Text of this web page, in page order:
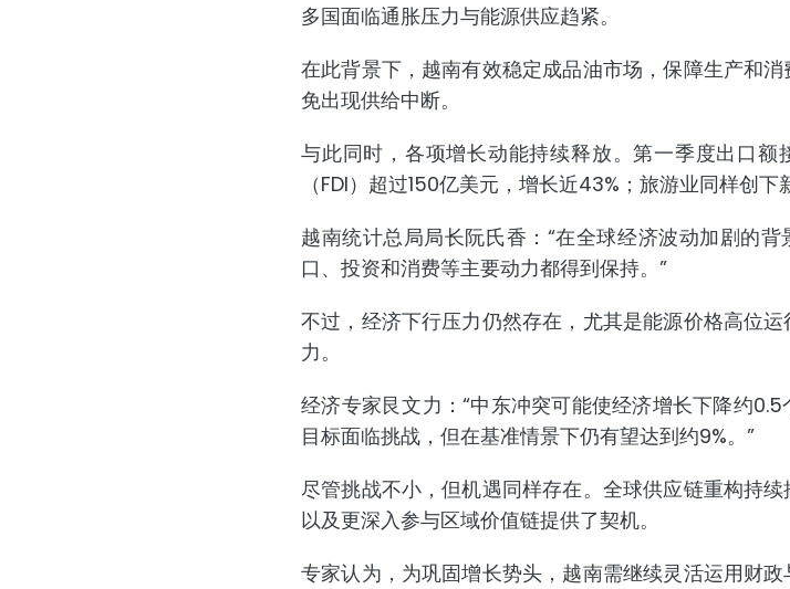
多国面临通胀压力与能源供应趋紧。
在此背景下，越南有效稳定成品油市场，保障生产和
免出现供给中断。
与此同时，各项增长动能持续释放。第一季度出口额
（FDI）超过150亿美元，增长近43%；旅游业同样创
越南统计总局局长阮氏香：“在全球经济波动加剧的
口、投资和消费等主要动力都得到保持。”
不过，经济下行压力仍然存在，尤其是能源价格高位
力。
经济专家艮文力：“中东冲突可能使经济增长下降约
目标面临挑战，但在基准情景下仍有望达到约9%。”
尽管挑战不小，但机遇同样存在。全球供应链重构持
以及更深入参与区域价值链提供了契机。
专家认为，为巩固增长势头，越南需继续灵活运用财